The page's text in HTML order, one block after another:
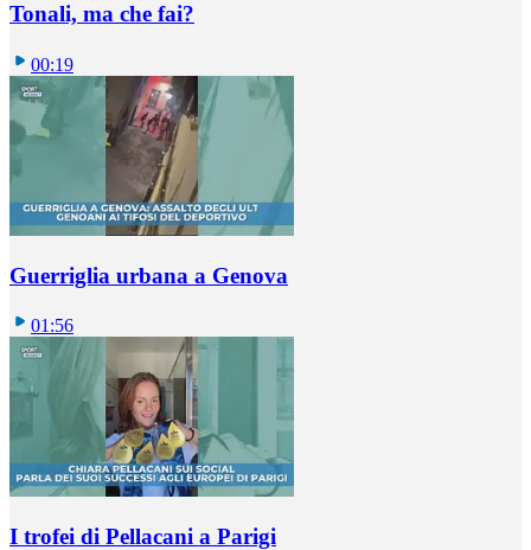
Tonali, ma che fai?
00:19
Guerriglia urbana a Genova
01:56
I trofei di Pellacani a Parigi